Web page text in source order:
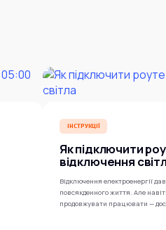
ІНСТРУКЦІЇ
Як підключити
відключення
Відключення електроенергії
повсякденного життя. Але
продовжувати працювати —